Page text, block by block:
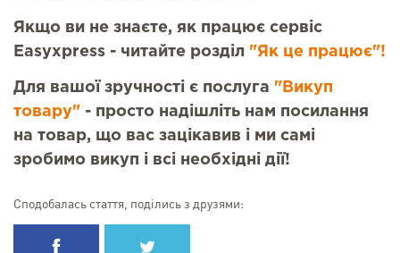
Якщо ви не знаєте, як працює сервіс
Easyxpress - читайте розділ "Як це працює"!
Для вашої зручності є послуга "Викуп
товару" - просто надішліть нам посилання
на товар, що вас зацікавив і ми самі
зробимо викуп і всі необхідні дії!
Сподобалась стаття, поділись з друзями: